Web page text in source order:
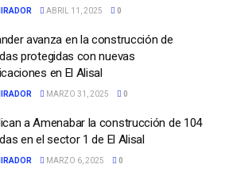
ABRIL 11, 2025 0
avanza en la construcción de
protegidas con nuevas
en El Alisal
MARZO 31, 2025 0
a Amenabar la construcción de 104
en el sector 1 de El Alisal
MARZO 6, 2025 0